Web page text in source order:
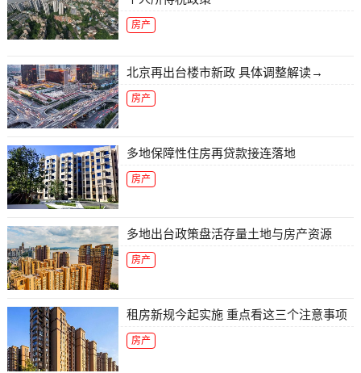
房产
北京再出台楼市新政 具体调整解读→
房产
多地保障性住房再贷款接连落地
房产
多地出台政策盘活存量土地与房产资源
房产
租房新规今起实施 重点看这三个注意事项
房产